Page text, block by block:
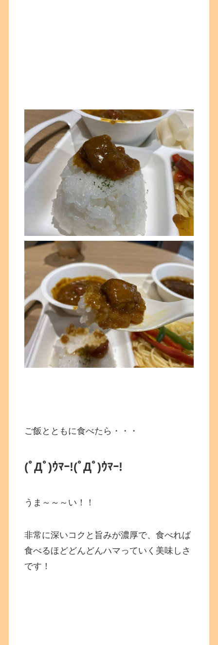
ご飯とともに食べたら・・・
(ﾟДﾟ)ｳﾏｰ!(ﾟДﾟ)ｳﾏｰ!
うま～～～い！！
非常に深いコクと旨みが濃厚で、食べれば
食べるほどどんどんハマっていく美味しさ
です！